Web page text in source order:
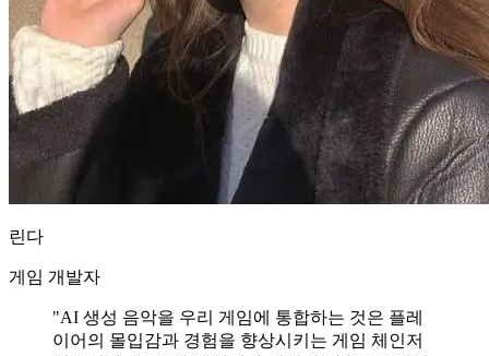
린다
게임 개발자
"AI 생성 음악을 우리 게임에 통합하는 것은 플레
이어의 몰입감과 경험을 향상시키는 게임 체인저